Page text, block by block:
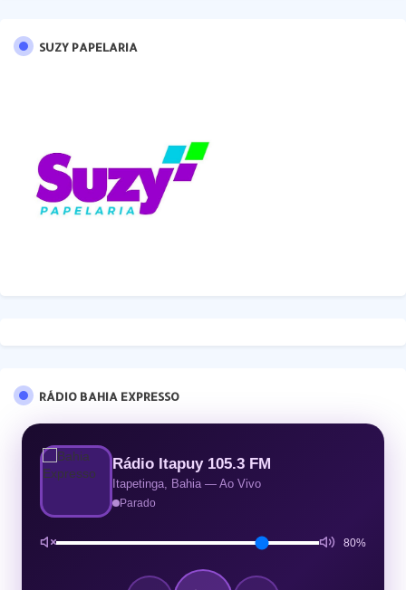
SUZY PAPELARIA
RÁDIO BAHIA EXPRESSO
Rádio Itapuy 105.3 FM
Itapetinga, Bahia — Ao Vivo
Parado
80%